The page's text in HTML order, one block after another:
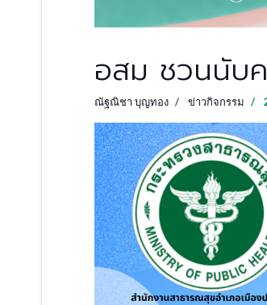
อสม ชวนนับ
ณัฐณิชา บุญทอง ข่าวกิจกรรม